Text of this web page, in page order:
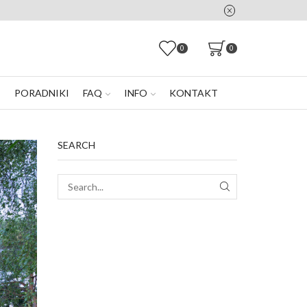
0 0
PORADNIKI FAQ INFO KONTAKT
SEARCH
SEARCH